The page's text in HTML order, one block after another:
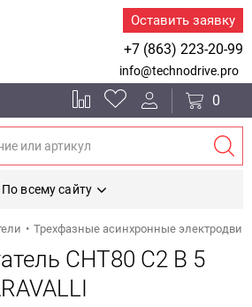
Оставить заявку
+7 (863) 223-20-99
info@technodrive.pro
0
По всему сайту
Трехфазные асинхронные
CHT80 C2 B 5